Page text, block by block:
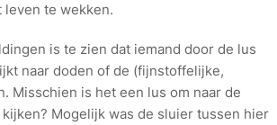
leven te wekken.
is te zien dat iemand door de lus
naar doden of de (fijnstoffelijke,
Misschien is het een lus om naar de
Mogelijk was de sluier tussen hier